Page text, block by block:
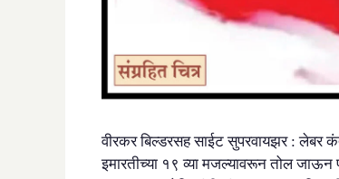
वीरकर बिल्डरसह साईट सुपरवायझर : लेबर
इमारतीच्या १९ व्या मजल्यावरून तोल जाऊन